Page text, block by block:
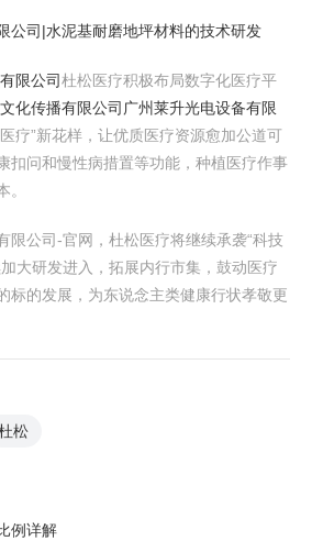
公司|水泥基耐磨地坪材料的技术研发
限公司杜松医疗积极布局数字化医疗平
化传播有限公司 广州莱升光电设备有限
疗”新花样，让优质医疗资源愈加公道可
扣问和慢性病措置等功能，种植医疗作事
。
限公司-官网，杜松医疗将继续承袭“科技
大研发进入，拓展内行市集，鼓动医疗
标的发展，为东说念主类健康行状孝敬更
松
例详解